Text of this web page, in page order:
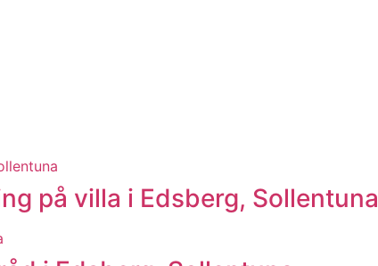
på villa i Edsberg, Sollentuna